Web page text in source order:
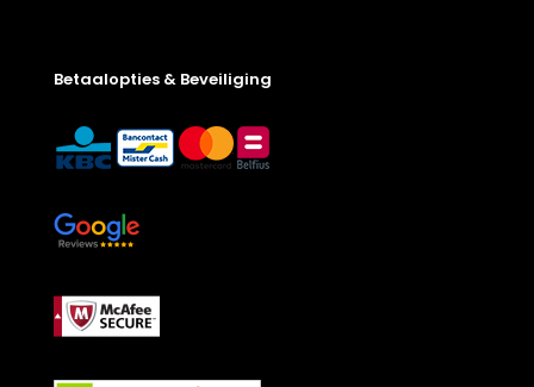
Betaalopties & Beveiliging